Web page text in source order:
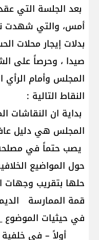
بعد الجلسة التي
أمس، والتي شهدت
بدلات إيجار محلات
صيدا ، وحرصاً على
المجلس وأمام الرأي
النقاط التالية :
بداية ان النقاشات
المجلس هي دليل
يصب حتماً في مصلحة
حول المواضيع
حلها بتقريب وجهات
قمة الممارسة
في حيثيات الموضوع
أولاً – في خلفية